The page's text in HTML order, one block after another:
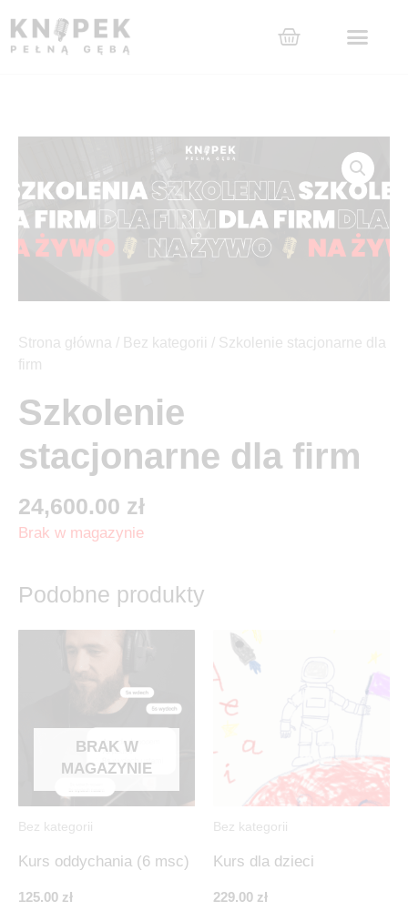
treści
Wózek
Strona główna / Bez kategorii / Szkolenie stacjonarne dla
firm
Szkolenie
stacjonarne dla firm
24,600.00 zł
Brak w magazynie
Podobne produkty
BRAK W
MAGAZYNIE
Bez kategorii
Kurs oddychania (6 msc)
125.00 zł
Bez kategorii
Kurs dla dzieci
229.00 zł